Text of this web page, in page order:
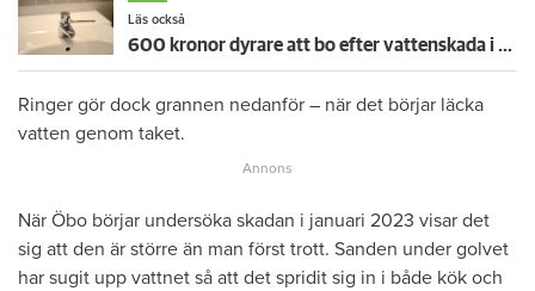
Läs också
600 kronor dyrare att bo efter vattenskada i Varberg
Ringer gör dock grannen nedanför – när det börjar läcka
vatten genom taket.
När Öbo börjar undersöka skadan i januari 2023 visar det
sig att den är större än man först trott. Sanden under golvet
har sugit upp vattnet så att det spridit sig in i både kök och